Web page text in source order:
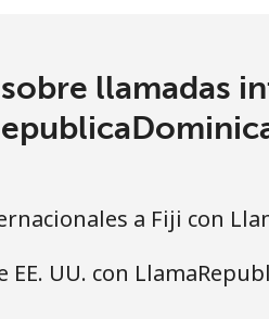
llamadas
a Fiji con
UU. con